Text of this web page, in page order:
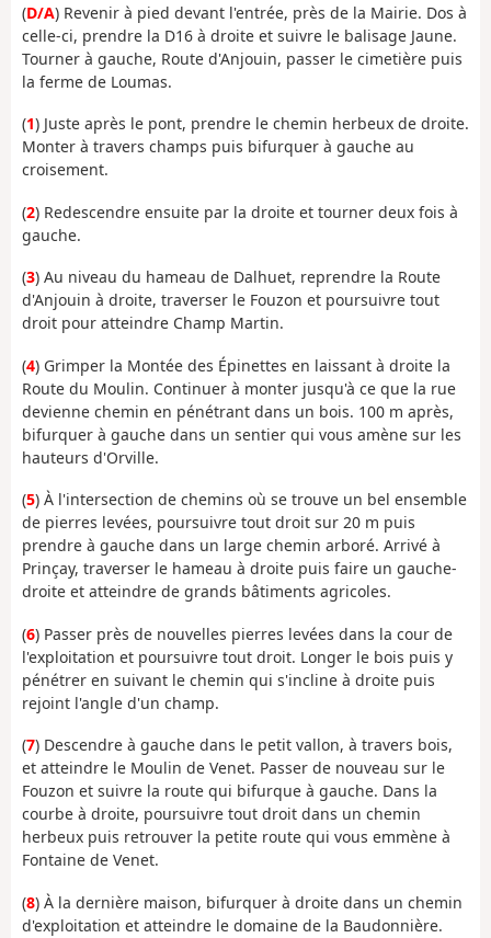
(D/A) Revenir à pied devant l'entrée, près de la Mairie. Dos à
celle-ci, prendre la D16 à droite et suivre le balisage Jaune.
Tourner à gauche, Route d'Anjouin, passer le cimetière puis
la ferme de Loumas.
(1) Juste après le pont, prendre le chemin herbeux de droite.
Monter à travers champs puis bifurquer à gauche au
croisement.
(2) Redescendre ensuite par la droite et tourner deux fois à
gauche.
(3) Au niveau du hameau de Dalhuet, reprendre la Route
d'Anjouin à droite, traverser le Fouzon et poursuivre tout
droit pour atteindre Champ Martin.
(4) Grimper la Montée des Épinettes en laissant à droite la
Route du Moulin. Continuer à monter jusqu'à ce que la rue
devienne chemin en pénétrant dans un bois. 100 m après,
bifurquer à gauche dans un sentier qui vous amène sur les
hauteurs d'Orville.
(5) À l'intersection de chemins où se trouve un bel ensemble
de pierres levées, poursuivre tout droit sur 20 m puis
prendre à gauche dans un large chemin arboré. Arrivé à
Prinçay, traverser le hameau à droite puis faire un gauche-
droite et atteindre de grands bâtiments agricoles.
(6) Passer près de nouvelles pierres levées dans la cour de
l'exploitation et poursuivre tout droit. Longer le bois puis y
pénétrer en suivant le chemin qui s'incline à droite puis
rejoint l'angle d'un champ.
(7) Descendre à gauche dans le petit vallon, à travers bois,
et atteindre le Moulin de Venet. Passer de nouveau sur le
Fouzon et suivre la route qui bifurque à gauche. Dans la
courbe à droite, poursuivre tout droit dans un chemin
herbeux puis retrouver la petite route qui vous emmène à
Fontaine de Venet.
(8) À la dernière maison, bifurquer à droite dans un chemin
d'exploitation et atteindre le domaine de la Baudonnière.